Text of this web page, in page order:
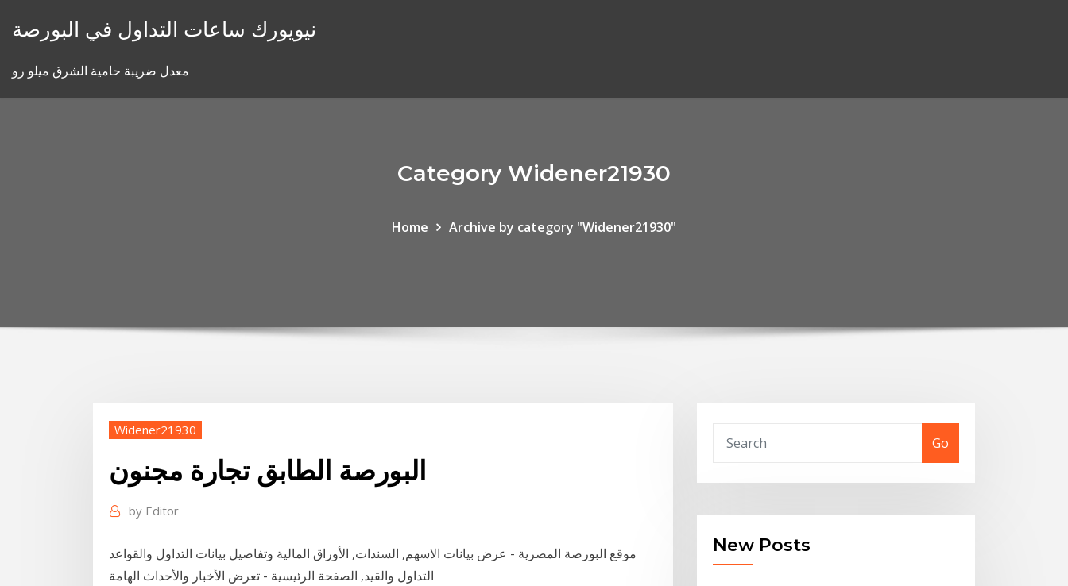
نيويورك ساعات التداول في البورصة
معدل ضريبة حامية الشرق ميلو رو
Category Widener21930
Home Archive by category "Widener21930"
Widener21930
البورصة الطابق تجارة مجنون
by Editor
موقع البورصة المصرية - عرض بيانات الاسهم, السندات, الأوراق المالية وتفاصيل بيانات التداول والقواعد
Go
New Posts